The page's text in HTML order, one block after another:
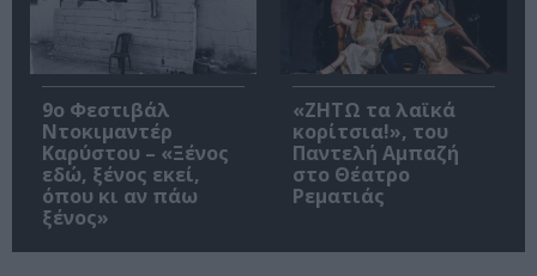
9ο Φεστιβάλ
Ντοκιμαντέρ
Καρύστου – «Ξένος
εδώ, ξένος εκεί,
όπου κι αν πάω
ξένος»
«ΖΗΤΩ τα λαϊκά
κορίτσια!», του
Παντελή Αμπαζή
στο Θέατρο
Ρεματιάς